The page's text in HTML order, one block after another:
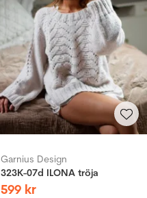
Garnius Design
323K-07d ILONA tröja
599 kr